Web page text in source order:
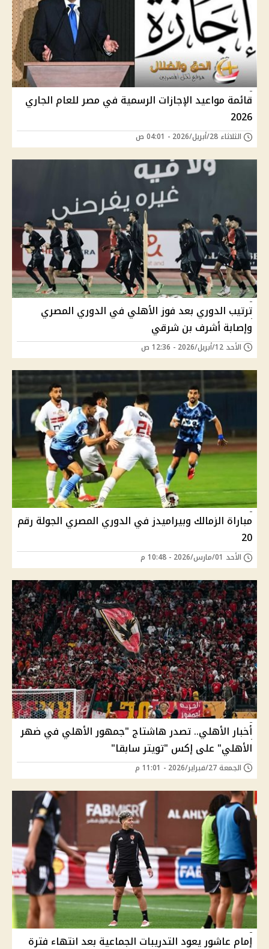
قائمة مواعيد الإجازات الرسمية في مصر للعام الجاري
2026
الثلاثاء 28/أبريل/2026 - 04:01 ص
ترتيب الدوري بعد فوز الأهلي في الدوري المصري
وإصابة أشرف بن شرقي
الأحد 12/أبريل/2026 - 12:36 ص
مباراة الزمالك وبيراميدز في الدوري المصري الجولة رقم
20
الأحد 01/مارس/2026 - 10:48 م
أخبار الأهلي.. تصدر هاشتاج "جمهور الأهلي في ضهر
الأهلي" على إكس "تويتر سابقا"
الجمعة 27/فبراير/2026 - 11:01 م
إمام عاشور يعود التدريبات الجماعية بعد انتهاء فترة